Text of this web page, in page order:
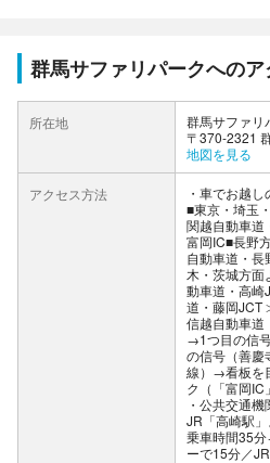
群馬サファリパークへのア
所在地
群馬サファリ
〒370-2321
地図を見る
アクセス方法
車でお越し
■東京・埼玉
関越自動車道
富岡IC■長野
自動車道・
木・茨城方
動車道・高
道・藤岡JCT
信越自動車
→1つ目の信
の信号（善慶
線）→看板を
ク（「富岡IC
公共交通機
JR「高崎駅
乗車時間35
ーで15分／